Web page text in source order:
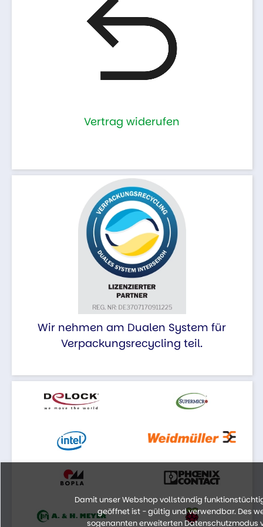
Vertrag widerufen
Wir nehmen am Dualen System für
Verpackungsrecycling teil.
Damit unser Webshop vollständig
geöffnet ist - gültig und verwendbar. Des
sogenannten erweiterten Datenschutzmodus